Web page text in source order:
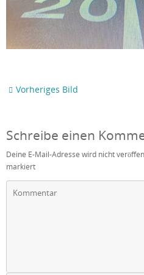
Vorheriges Bild
Schreibe einen
Deine E-Mail-Adresse wird nicht
markiert